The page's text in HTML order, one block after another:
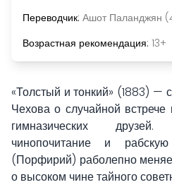
Переводчик: Ашот Паланджян
Возрастная рекомендация: 13+
«Толстый и тонкий» (1883) —
Чехова о случайной
гимназических
чинопочитание и
(Порфирий) раболепно
о высоком чине тайного